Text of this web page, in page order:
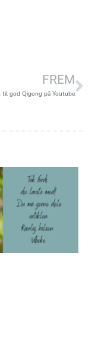
FREM
til god Qigong på Youtube